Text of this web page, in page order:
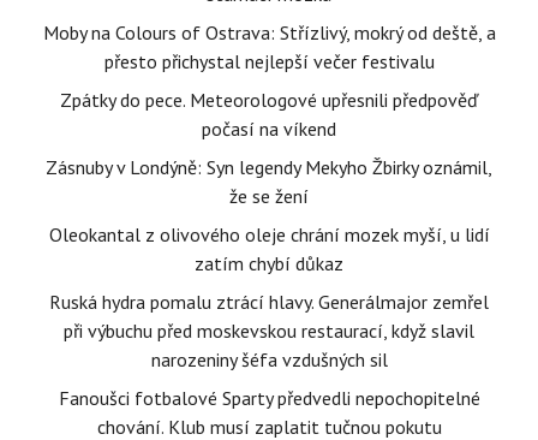
Moby na Colours of Ostrava: Střízlivý, mokrý od deště, a
přesto přichystal nejlepší večer festivalu
Zpátky do pece. Meteorologové upřesnili předpověď
počasí na víkend
Zásnuby v Londýně: Syn legendy Mekyho Žbirky oznámil,
že se žení
Oleokantal z olivového oleje chrání mozek myší, u lidí
zatím chybí důkaz
Ruská hydra pomalu ztrácí hlavy. Generálmajor zemřel
při výbuchu před moskevskou restaurací, když slavil
narozeniny šéfa vzdušných sil
Fanoušci fotbalové Sparty předvedli nepochopitelné
chování. Klub musí zaplatit tučnou pokutu